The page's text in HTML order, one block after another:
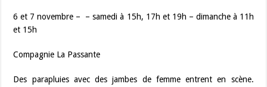
6 et 7 novembre – – samedi à 15h, 17h et 19h – dimanche à 11h
et 15h
Compagnie La Passante
Des parapluies avec des jambes de femme entrent en scène.